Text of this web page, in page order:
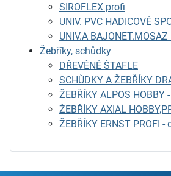
SIROFLEX profi
UNIV. PVC HADICOVÉ
UNIV.A
Žebříky, schůdky
DŘEVĚNÉ ŠTAFLE
SCHŮDKY A ŽEBŘÍKY
ŽEBŘÍKY ALPOS HOBBY
ŽEBŘÍKY AXIAL
ŽEBŘÍKY ERNST PROFI -